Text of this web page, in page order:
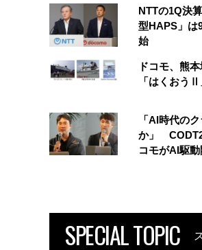
NTTの1Q決
型HAPS」は
始
ドコモ、熊
「はくおう
「AI時代の
か」
コモがAI駆
SPECIAL TOPIC